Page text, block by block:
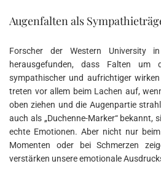
Augenfalten als
Forscher der Western University
herausgefunden, dass Falten um
sympathischer und aufrichtiger
treten vor allem beim Lachen auf,
oben ziehen und die Augenpartie
auch als „Duchenne-Marker“ bekannt,
echte Emotionen. Aber nicht nur
Momenten oder bei Schmerzen
verstärken unsere emotionale